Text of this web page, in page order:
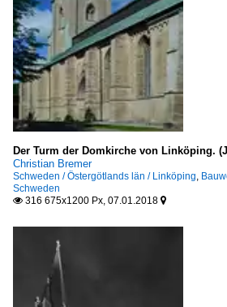
Der Turm der Domkirche von Linköping.
Christian Bremer
Schweden / Östergötlands län / Linköping,
Schweden
 316 675x1200 Px, 07.01.2018 